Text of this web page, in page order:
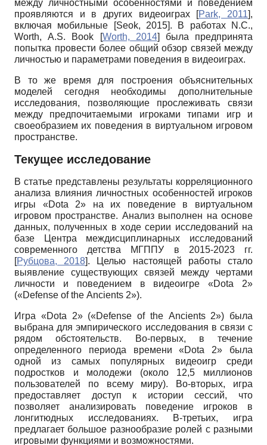
между личностными особенностями и поведением
проявляются и в других видеоиграх [Park, 2011],
включая мобильные
[Seok, 2015]. В работах N .C.,
Worth,A.S. Book [Worth, 2014] была предпринята
попытка провести более общий обзор связей между
личностью и параметрами поведения в видеоиграх.
В то же время для построения объяснительных
моделей сегодня необходимы дополнительные
исследования, позволяющие прослеживать связи
между предпочитаемыми игроками типами игр и
своеобразием их поведения в виртуальном игровом
пространстве.
Текущее исследование
В статье представлены результаты корреляционного
анализа влияния личностных особенностей игроков
игры «Dota 2» на их поведение в виртуальном
игровом пространстве. Анализ выполнен на основе
данных, полученных в ходе серии исследований на
базе Центра междисциплинарных исследований
современного детства МГППУ в 2015-2023 гг.
[Рубцова, 2018]. Целью настоящей работы стало
выявление существующих связей между чертами
личности и поведением в видеоигре «Dota 2»
(«Defense of the Ancients 2»).
Игра «Dota 2» («Defense of the Ancients2») была
выбрана для эмпирического исследования в связи с
рядом обстоятельств. Во-первых, в течение
определенного периода времени «Dota 2» была
одной из самых популярных видеоигр среди
подростков и молодежи (около 12,5 миллионов
пользователей по всему миру). Во-вторых, игра
предоставляет доступ к истории сессий, что
позволяет анализировать поведение игроков в
лонгитюдных исследованиях. В-третьих, игра
предлагает большое разнообразие ролей с разными
игровыми функциями и возможностями.